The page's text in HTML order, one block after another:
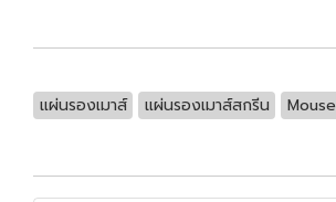
แผ่นรองเมาส์ แผ่นรองเมาส์สกรีน